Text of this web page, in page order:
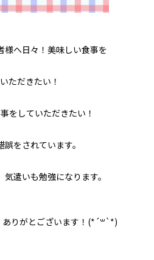
様へ日々！美味しい食事を
ただきたい！
をしていただきたい！
誤をされています。
遣いも勉強になります。
りがとございます！(*´꒳`*)